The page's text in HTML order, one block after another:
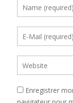
Enregistrer